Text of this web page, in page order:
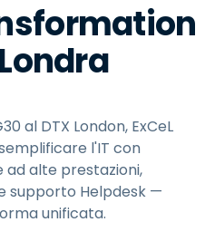
al DTX London, ExCeL
l'IT con
alte prestazioni,
supporto Helpdesk —
unificata.